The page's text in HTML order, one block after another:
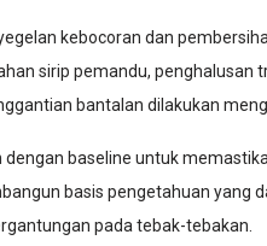
kebocoran dan
sirip pemandu, penghalusan
bantalan dilakukan
baseline untuk
basis pengetahuan yang
pada tebak-tebakan.